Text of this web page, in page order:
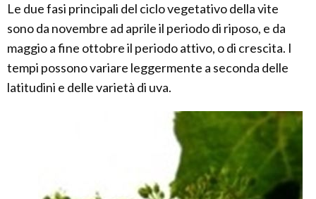
Le due fasi principali del ciclo vegetativo della vite
sono da novembre ad aprile il periodo di riposo, e da
maggio a fine ottobre il periodo attivo, o di crescita. I
tempi possono variare leggermente a seconda delle
latitudini e delle varietà di uva.